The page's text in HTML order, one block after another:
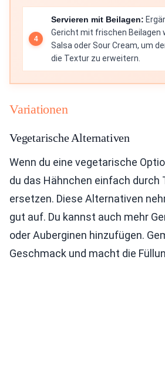
Servieren mit Beilagen:
Gericht mit frischen Beilagen
Salsa oder Sour Cream, um
die Textur zu erweitern.
Variationen
Vegetarische Alternativen
Wenn du eine vegetarische
du das Hähnchen einfach durch
ersetzen. Diese Alternativen
gut auf. Du kannst auch mehr
oder Auberginen hinzufügen.
Geschmack und macht die